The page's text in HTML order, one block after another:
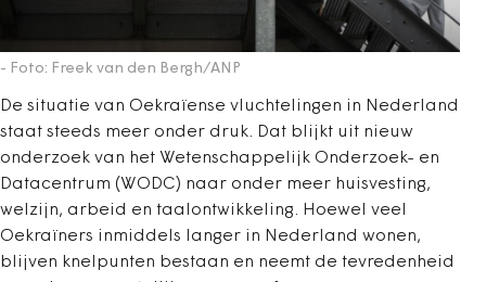
- Foto: Freek van den Bergh/ANP
De situatie van Oekraïense vluchtelingen in Nederland
staat steeds meer onder druk. Dat blijkt uit nieuw
onderzoek van het Wetenschappelijk Onderzoek- en
Datacentrum (WODC) naar onder meer huisvesting,
welzijn, arbeid en taalontwikkeling. Hoewel veel
Oekraïners inmiddels langer in Nederland wonen,
blijven knelpunten bestaan en neemt de tevredenheid